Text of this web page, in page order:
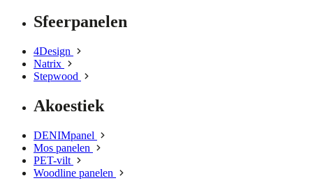
Sfeerpanelen
4Design
Natrix
Stepwood
Akoestiek
DENIMpanel
Mos panelen
PET-vilt
Woodline panelen